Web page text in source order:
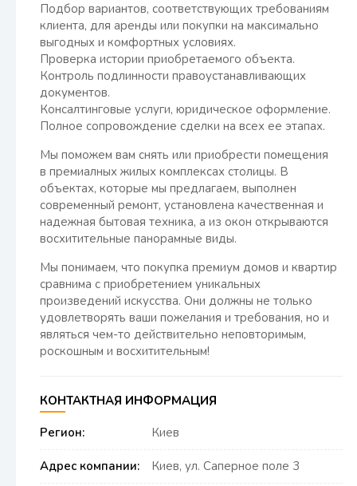
Подбор вариантов, соответствующих требованиям
клиента, для аренды или покупки на максимально
выгодных и комфортных условиях.
Проверка истории приобретаемого объекта.
Контроль подлинности правоустанавливающих
документов.
Консалтинговые услуги, юридическое оформление.
Полное сопровождение сделки на всех ее этапах.
Мы поможем вам снять или приобрести помещения
в премиалных жилых комплексах столицы. В
объектах, которые мы предлагаем, выполнен
современный ремонт, установлена качественная и
надежная бытовая техника, а из окон открываются
восхитительные панорамные виды.
Мы понимаем, что покупка премиум домов и квартир
сравнима с приобретением уникальных
произведений искусства. Они должны не только
удовлетворять ваши пожелания и требования, но и
являться чем-то действительно неповторимым,
роскошным и восхитительным!
КОНТАКТНАЯ ИНФОРМАЦИЯ
Регион:
Киев
Адрес компании: Киев, ул. Саперное поле 3